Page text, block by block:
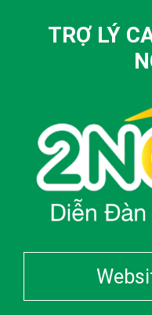
TRỢ LÝ